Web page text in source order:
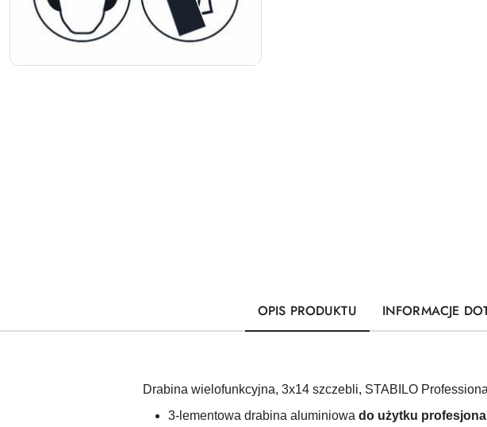
OPIS PRODUKTU INFORMACJE
Drabina wielofunkcyjna, 3x14 szczebli, STABILO
3-lementowa drabina aluminiowa do użytku